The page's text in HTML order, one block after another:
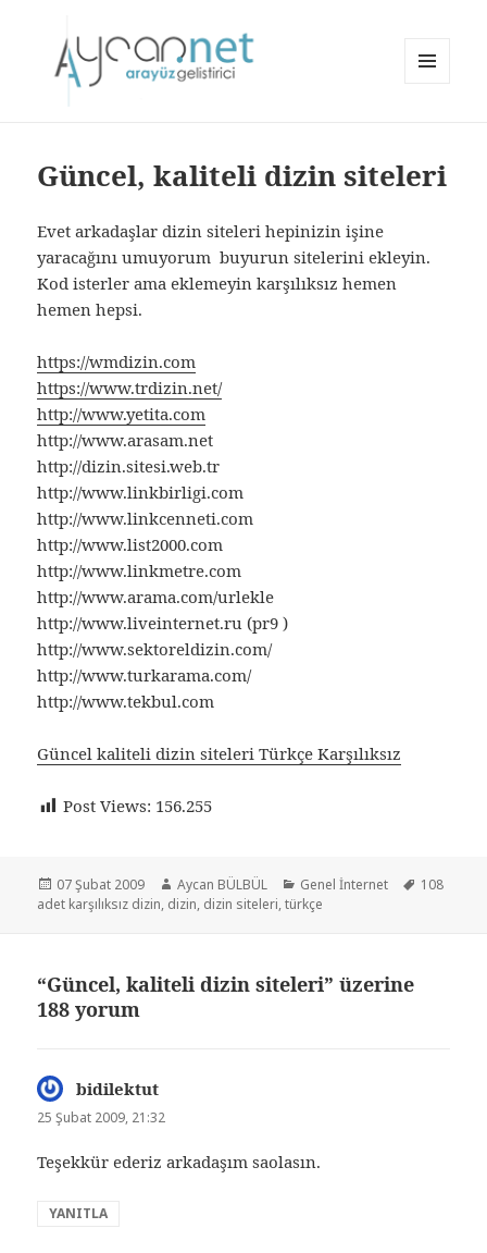
Güncel, kaliteli dizin siteleri
Evet arkadaşlar dizin siteleri hepinizin işine
yaracağını umuyorum buyurun sitelerini ekleyin.
Kod isterler ama eklemeyin karşılıksız hemen
hemen hepsi.
https://wmdizin.com
https://www.trdizin.net/
http://www.yetita.com
http://www.arasam.net
http://dizin.sitesi.web.tr
http://www.linkbirligi.com
http://www.linkcenneti.com
http://www.list2000.com
http://www.linkmetre.com
http://www.arama.com/urlekle
http://www.liveinternet.ru (pr9 )
http://www.sektoreldizin.com/
http://www.turkarama.com/
http://www.tekbul.com
Güncel kaliteli dizin siteleri Türkçe Karşılıksız
Post Views: 156.255
Yayın
tarihi
07 Şubat 2009 Yazar
Aycan BÜLBÜL Kategoriler
Genel İnternet Etiketler
108
adet karşılıksız dizin, dizin, dizin siteleri,türkçe
“Güncel, kaliteli dizin siteleri” üzerine
188 yorum
bidilektut
ki:
25 Şubat 2009, 21:32
Teşekkür ederiz arkadaşım saolasın.
YANITLA